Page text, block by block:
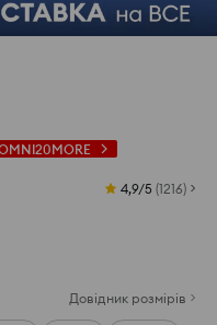
4,9/5 (1216)
Довідник розмірів